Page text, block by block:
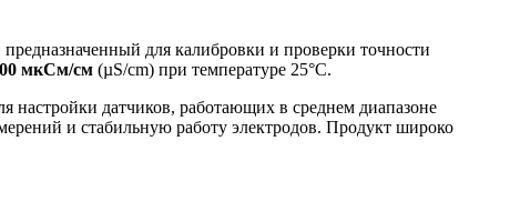
для калибровки и проверки точности
мкСм/см (µS/cm) при температуре 25°C.
настройки датчиков, работающих в среднем диапазоне
и стабильную работу электродов. Продукт широко